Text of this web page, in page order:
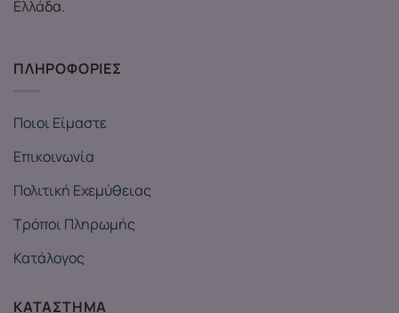
Ελλάδα.
ΠΛΗΡΟΦΟΡΙΕΣ
Ποιοι Είμαστε
Επικοινωνία
Πολιτική Εχεμύθειας
Τρόποι Πληρωμής
Κατάλογος
ΚΑΤΑΣΤΗΜΑ